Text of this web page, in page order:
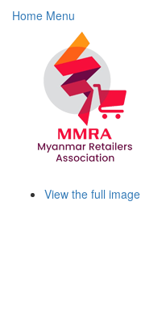
Home Menu
View the full image